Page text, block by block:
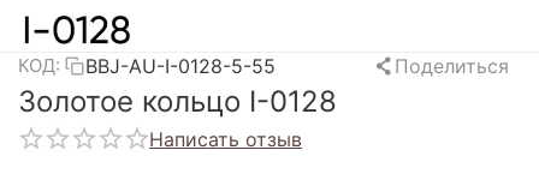
КОД: BBJ-AU-I-0128-5-55 Поделиться
Золотое кольцо I-0128
Написать отзыв